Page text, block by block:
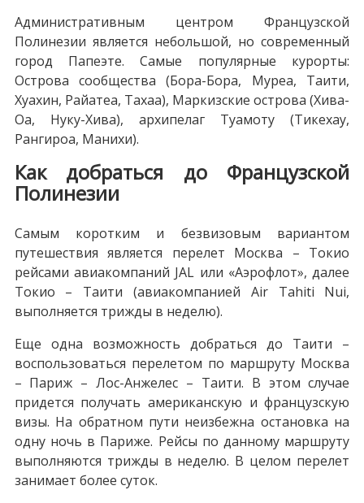
Административным центром Французской
Полинезии является небольшой, но современный
город Папеэте. Самые популярные курорты:
Острова сообщества (Бора-Бора, Муреа, Таити,
Хуахин, Райатеа, Тахаа), Маркизские острова (Хива-
Оа, Нуку-Хива), архипелаг Туамоту (Тикехау,
Рангироа, Манихи).
Как добраться до Французской
Полинезии
Самым коротким и безвизовым вариантом
путешествия является перелет Москва – Токио
рейсами авиакомпаний JAL или «Аэрофлот», далее
Токио – Таити (авиакомпанией Air Tahiti Nui,
выполняется трижды в неделю).
Еще одна возможность добраться до Таити –
воспользоваться перелетом по маршруту Москва
– Париж – Лос-Анжелес – Таити. В этом случае
придется получать американскую и французскую
визы. На обратном пути неизбежна остановка на
одну ночь в Париже. Рейсы по данному маршруту
выполняются трижды в неделю. В целом перелет
занимает более суток.